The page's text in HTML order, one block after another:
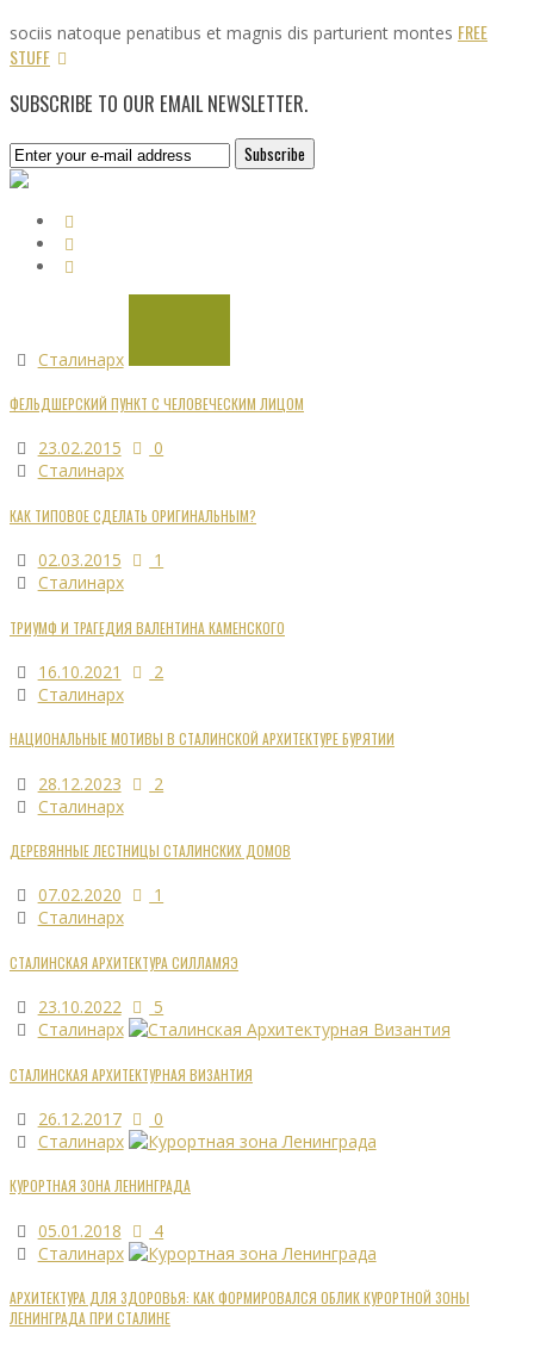
sociis natoque penatibus et magnis dis parturient montes FREE
STUFF
SUBSCRIBE TO OUR EMAIL NEWSLETTER.
Сталинарх
ФЕЛЬДШЕРСКИЙ ПУНКТ С ЧЕЛОВЕЧЕСКИМ ЛИЦОМ
23.02.2015
0
Сталинарх
КАК ТИПОВОЕ СДЕЛАТЬ ОРИГИНАЛЬНЫМ?
02.03.2015
1
Сталинарх
ТРИУМФ И ТРАГЕДИЯ ВАЛЕНТИНА КАМЕНСКОГО
16.10.2021
2
Сталинарх
НАЦИОНАЛЬНЫЕ МОТИВЫ В СТАЛИНСКОЙ АРХИТЕКТУРЕ БУРЯТИИ
28.12.2023
2
Сталинарх
ДЕРЕВЯННЫЕ ЛЕСТНИЦЫ СТАЛИНСКИХ ДОМОВ
07.02.2020
1
Сталинарх
СТАЛИНСКАЯ АРХИТЕКТУРА СИЛЛАМЯЭ
23.10.2022
5
Сталинарх
СТАЛИНСКАЯ АРХИТЕКТУРНАЯ ВИЗАНТИЯ
26.12.2017
0
Сталинарх
КУРОРТНАЯ ЗОНА ЛЕНИНГРАДА
05.01.2018
4
Сталинарх
АРХИТЕКТУРА ДЛЯ ЗДОРОВЬЯ: КАК ФОРМИРОВАЛСЯ ОБЛИК КУРОРТНОЙ ЗОНЫ
ЛЕНИНГРАДА ПРИ СТАЛИНЕ